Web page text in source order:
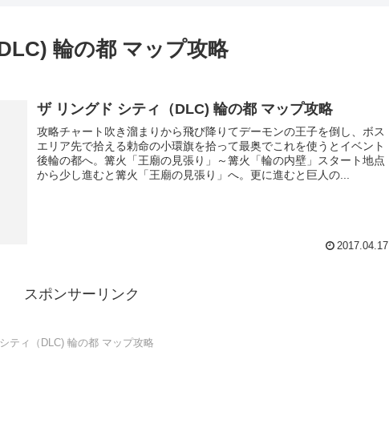
輪の都 マップ攻略
ザ リングド シティ（DLC) 輪の都 マップ攻略
攻略チャート吹き溜まりから飛び降りてデーモンの王子を倒し、ボス
エリア先で拾える勅命の小環旗を拾って最奥でこれを使うとイベント
後輪の都へ。篝火「王廟の見張り」～篝火「輪の内壁」スタート地点
から少し進むと篝火「王廟の見張り」へ。更に進むと巨人の...
2017.04.17
スポンサーリンク
ティ（DLC) 輪の都 マップ攻略